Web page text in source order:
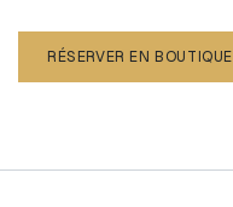
RÉSERVER EN BOUTIQUE